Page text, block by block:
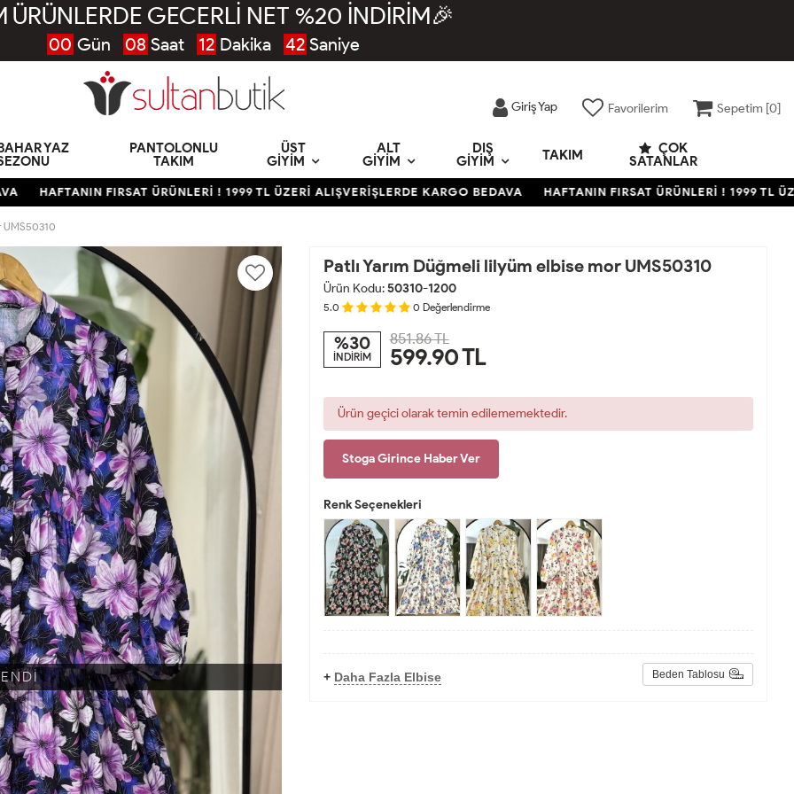
ÜRÜNLERDE GECERLİ NET %20 İNDİRİM🎉
00 Gün 08 Saat 12 Dakika 41 Saniye
Giriş Yap Favorilerim Sepetim [0]
YAZ
PANTOLONLU
TAKIM
ÜST
GIYIM
ALT
GIYIM
DIŞ
GIYIM
TAKIM
ÇOK
SATANLAR
FIRSAT ÜRÜNLERİ ! 1999 TL ÜZERİ ALIŞVERİŞLERDE KARGO BEDAVA HAFTANIN FIRSAT ÜRÜNLERİ ! 1999 TL ÜZERİ
UMS50310
Patlı Yarım Düğmeli lilyüm elbise mor UMS50310
Ürün Kodu:50310-1200
5.0 0 Değerlendirme
%30
İNDİRİM
851.86 TL
599.90TL
Ürün geçici olarak temin edilememektedir.
Stoga Girince Haber Ver
Renk Seçenekleri
+ Daha Fazla Elbise Beden Tablosu